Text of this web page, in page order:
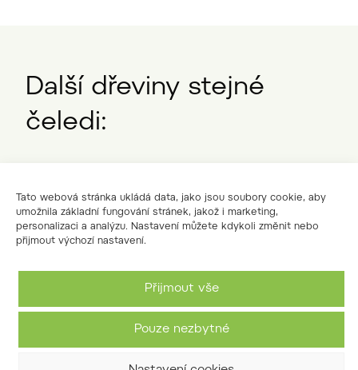
Tato webová stránka ukládá data, jako jsou soubory cookie, aby
umožnila základní fungování stránek, jakož i marketing,
personalizaci a analýzu. Nastavení můžete kdykoli změnit nebo
přijmout výchozí nastavení.
Přijmout vše
Pouze nezbytné
Další dřeviny stejné
čeledi:
jarmanka větší